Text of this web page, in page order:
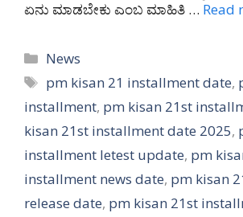
ಏನು ಮಾಡಬೇಕು ಎಂಬ ಮಾಹಿತಿ … Read
Categories
News
Tags
pm kisan 21 installment date,
installment, pm kisan 21st
kisan 21st installment date 2025,
installment letest update, pm
installment news date, pm kisan
release date, pm kisan 21st